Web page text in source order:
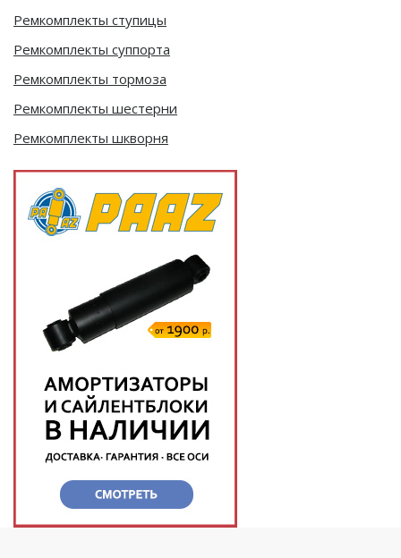
Ремкомплекты ступицы
Ремкомплекты суппорта
Ремкомплекты тормоза
Ремкомплекты шестерни
Ремкомплекты шкворня